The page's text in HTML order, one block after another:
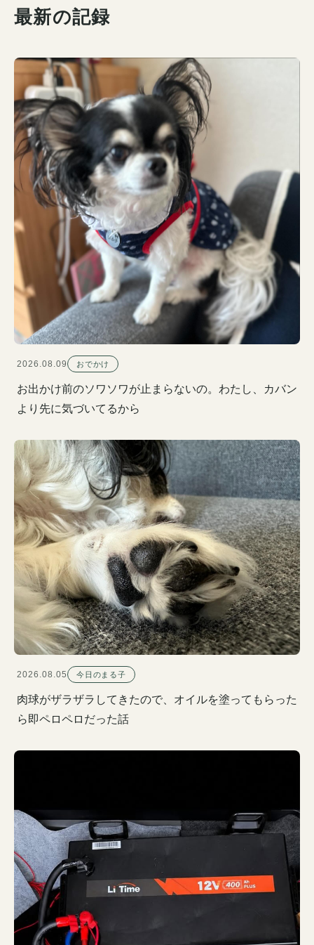
最新の記録
2026.08.09 おでかけ
お出かけ前のソワソワが止まらないの。わたし、カバン
より先に気づいてるから
2026.08.05 今日のまる子
肉球がザラザラしてきたので、オイルを塗ってもらった
ら即ペロペロだった話